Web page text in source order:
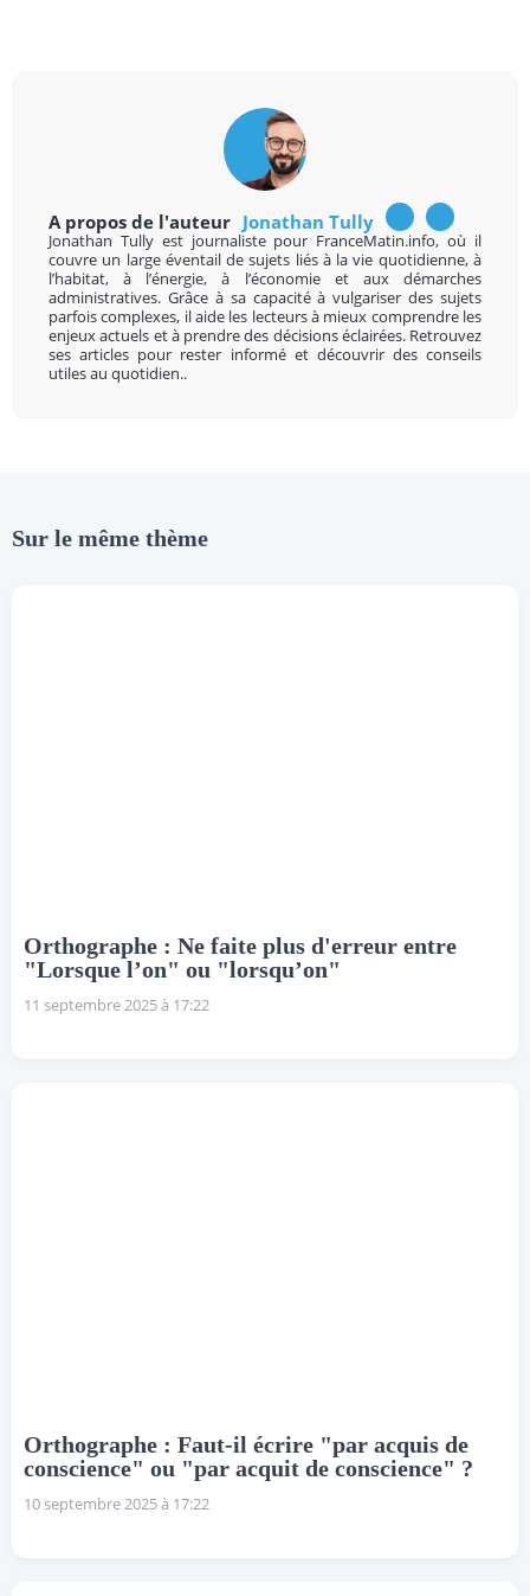
A propos de l'auteur Jonathan Tully
Jonathan Tully est journaliste pour FranceMatin.info, où il
couvre un large éventail de sujets liés à la vie quotidienne, à
l’habitat, à l’énergie, à l’économie et aux démarches
administratives. Grâce à sa capacité à vulgariser des sujets
parfois complexes, il aide les lecteurs à mieux comprendre les
enjeux actuels et à prendre des décisions éclairées. Retrouvez
ses articles pour rester informé et découvrir des conseils
utiles au quotidien..
Sur le même thème
Orthographe : Ne faite plus d'erreur entre
"Lorsque l’on" ou "lorsqu’on"
11 septembre 2025 à 17:22
Orthographe : Faut-il écrire "par acquis de
conscience" ou "par acquit de conscience" ?
10 septembre 2025 à 17:22